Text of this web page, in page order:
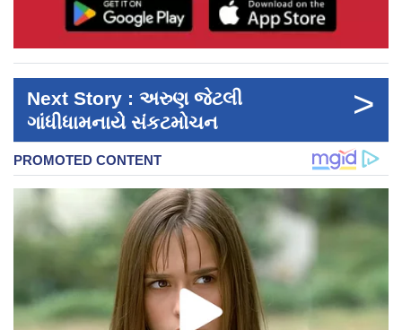
Next Story : અરુણ જેટલી
ગાંધીધામનાયે સંકટમોચન
>